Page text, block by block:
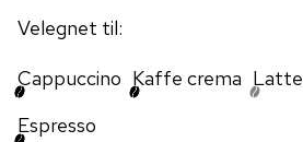
Velegnet til:
Cappuccino Kaffe crema Latte
Espresso